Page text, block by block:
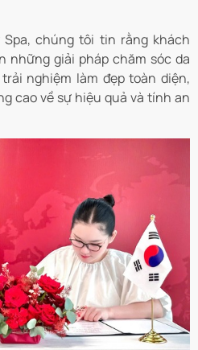
chúng tôi tin rằng khách
những giải pháp chăm sóc da
nghiệm làm đẹp toàn diện,
cao về sự hiệu quả và tính an